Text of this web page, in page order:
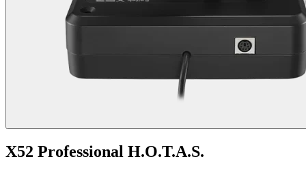
X52 Professional H.O.T.A.S.